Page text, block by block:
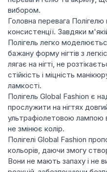
вибором.
Головна перевага Полігелю
консистенції. Завдяки
Полігель легко
бажану форму нігтів з
лягає на нігті, не
стійкість і міцність
ламкості.
Полігель Global Fashion є
прослужити на нігтях
ультрафіолетовою лампою
не змінює колір.
Полігелі Global Fashion
кольорів, даючи змогу
Вони не мають запаху і не